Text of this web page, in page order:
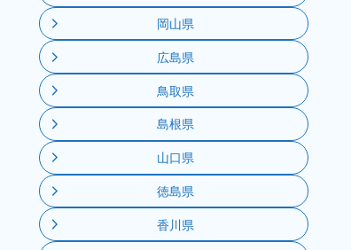
岡山県
広島県
鳥取県
島根県
山口県
徳島県
香川県